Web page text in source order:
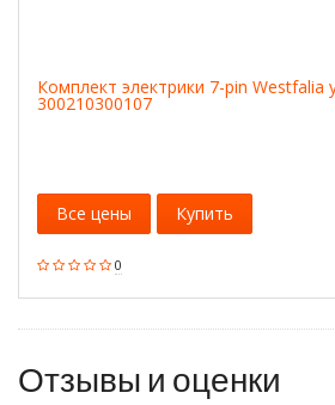
Комплект электрики 7-pin Westfalia
300210300107
0
Все цены Купить
Отзывы и оценки